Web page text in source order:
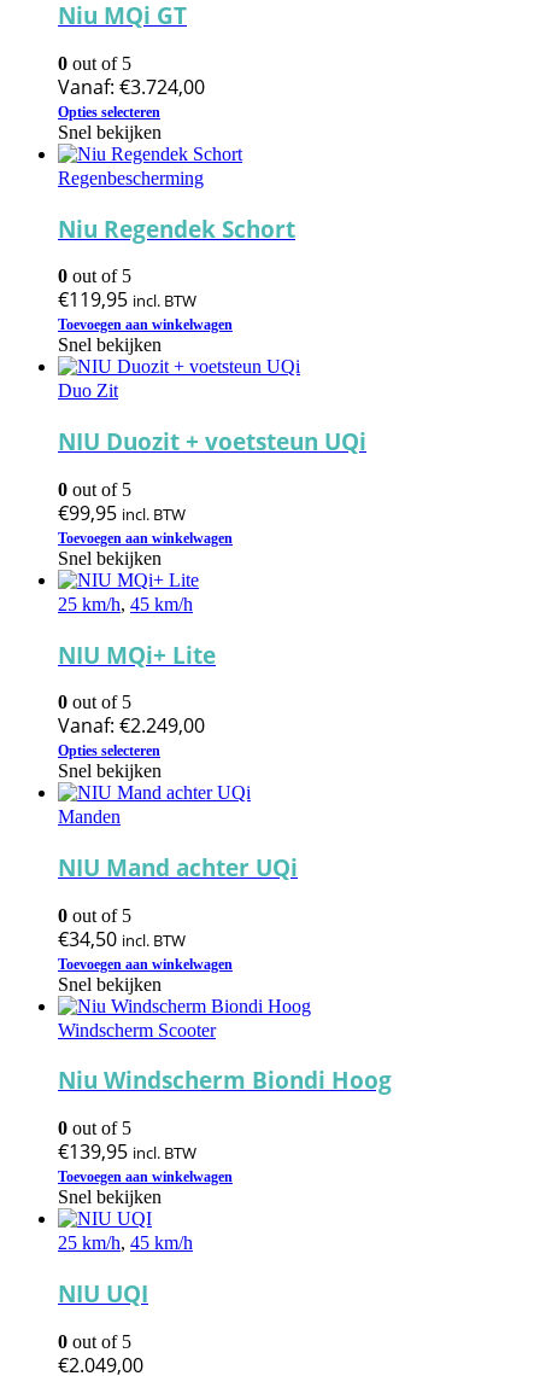
Niu MQi GT
0 out of 5
Vanaf: €3.724,00
Opties selecteren
product
heeft
meerdere
Deze
optie
worden
op
de
productpagina
Snel bekijken
Regenbescherming
Niu Regendek Schort
0 out of 5
€119,95 incl. BTW
Toevoegen aan winkelwagen
Snel bekijken
Duo Zit
NIU Duozit + voetsteun UQi
0 out of 5
€99,95 incl. BTW
Toevoegen aan winkelwagen
Snel bekijken
25 km/h, 45 km/h
NIU MQi+ Lite
0 out of 5
Vanaf: €2.249,00
Opties selecteren
product
heeft
Deze
optie
worden
op
de
productpagina
Snel bekijken
Manden
NIU Mand achter UQi
0 out of 5
€34,50 incl. BTW
Toevoegen aan winkelwagen
Snel bekijken
Windscherm Scooter
Niu Windscherm Biondi Hoog
0 out of 5
€139,95 incl. BTW
Toevoegen aan winkelwagen
Snel bekijken
25 km/h, 45 km/h
NIU UQI
0 out of 5
€2.049,00